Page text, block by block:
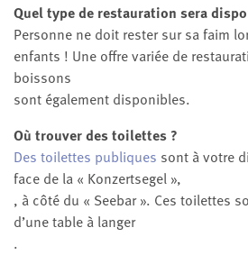
Quel type de restauration sera
Personne ne doit rester sur sa faim
enfants ! Une offre variée de
boissons
sont également disponibles.
Où trouver des toilettes ?
Des toilettes publiques sont à votre
face de la « Konzertsegel »,
, à côté du « Seebar ». Ces toilettes
d’une table à langer
.